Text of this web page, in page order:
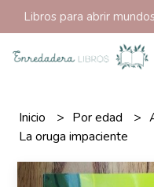
Libros para abrir
Inicio Por edad
La oruga impaciente